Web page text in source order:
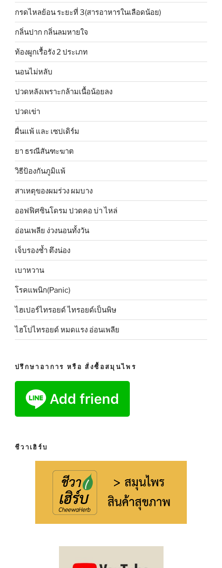
กรดไหลย้อน ระยะที่ 3(สารอาหารในเลือดน้อย)
กลิ่นปาก กลิ่นลมหายใจ
ท้องผูกเรื้อรัง 2 ประเภท
นอนไม่หลับ
ปวดหลังเพราะกล้ามเนื้อน้อยลง
ปวดเข่า
ผื่นแพ้ และ เซปเดิร์ม
ยา ธรณีสันฑะฆาต
วิธีป้องกันภูมิแพ้
สาเหตุของผมร่วง ผมบาง
ออฟฟิศซินโดรม ปวดคอ บ่า ไหล่
อ่อนเพลีย ง่วงนอนทั้งวัน
เจ็บรองช้ำ ตึงน่อง
เบาหวาน
โรคแพนิก(Panic)
ไฮเปอร์ไทรอยด์ ไทรอยด์เป็นพิษ
ไฮโปไทรอยด์ หมดแรง อ่อนเพลีย
ปรึกษาอาการ หรือ สั่งซื้อสมุนไพร
ชีวาเฮิร์บ